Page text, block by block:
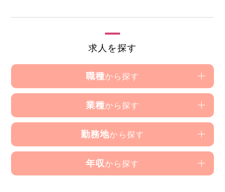
求人を探す
職種から探す
業種から探す
勤務地から探す
年収 から探す